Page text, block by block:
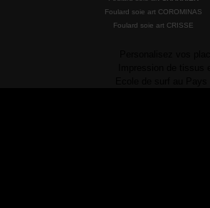
Foulard soie art COROMINAS
Foulard soie art CRISSE